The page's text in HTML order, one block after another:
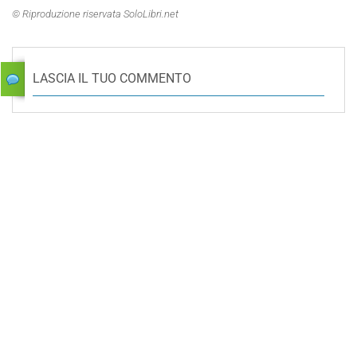
© Riproduzione riservata SoloLibri.net
LASCIA IL TUO COMMENTO